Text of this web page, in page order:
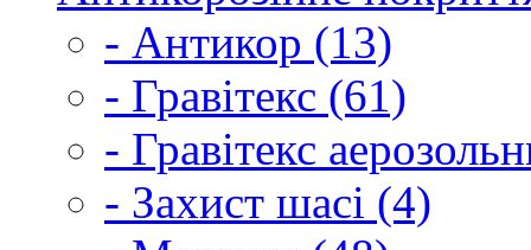
- Антикор (13)
- Гравітекс (61)
- Гравітекс
- Захист шасі (4)